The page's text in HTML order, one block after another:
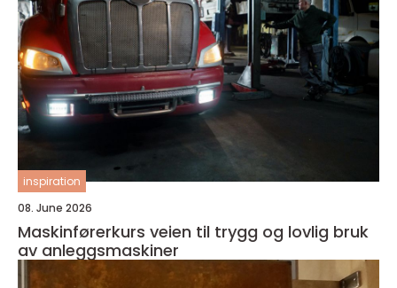
inspiration
08. June 2026
Maskinførerkurs veien til trygg og lovlig bruk
av anleggsmaskiner